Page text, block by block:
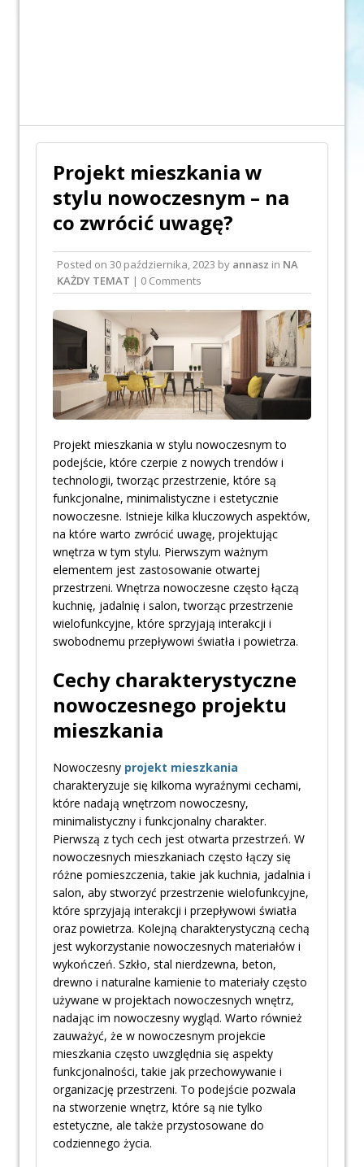
Projekt mieszkania w
stylu nowoczesnym – na
co zwrócić uwagę?
Posted on 30 października, 2023 by annasz in NA
KAŻDY TEMAT | 0 Comments
Projekt mieszkania w stylu nowoczesnym to
podejście, które czerpie z nowych trendów i
technologii, tworząc przestrzenie, które są
funkcjonalne, minimalistyczne i estetycznie
nowoczesne. Istnieje kilka kluczowych aspektów,
na które warto zwrócić uwagę, projektując
wnętrza w tym stylu. Pierwszym ważnym
elementem jest zastosowanie otwartej
przestrzeni. Wnętrza nowoczesne często łączą
kuchnię, jadalnię i salon, tworząc przestrzenie
wielofunkcyjne, które sprzyjają interakcji i
swobodnemu przepływowi światła i powietrza.
Cechy charakterystyczne
nowoczesnego projektu
mieszkania
Nowoczesny projekt mieszkania
charakteryzuje się kilkoma wyraźnymi cechami,
które nadają wnętrzom nowoczesny,
minimalistyczny i funkcjonalny charakter.
Pierwszą z tych cech jest otwarta przestrzeń. W
nowoczesnych mieszkaniach często łączy się
różne pomieszczenia, takie jak kuchnia, jadalnia i
salon, aby stworzyć przestrzenie wielofunkcyjne,
które sprzyjają interakcji i przepływowi światła
oraz powietrza. Kolejną charakterystyczną cechą
jest wykorzystanie nowoczesnych materiałów i
wykończeń. Szkło, stal nierdzewna, beton,
drewno i naturalne kamienie to materiały często
używane w projektach nowoczesnych wnętrz,
nadając im nowoczesny wygląd. Warto również
zauważyć, że w nowoczesnym projekcie
mieszkania często uwzględnia się aspekty
funkcjonalności, takie jak przechowywanie i
organizację przestrzeni. To podejście pozwala
na stworzenie wnętrz, które są nie tylko
estetyczne, ale także przystosowane do
codziennego życia.